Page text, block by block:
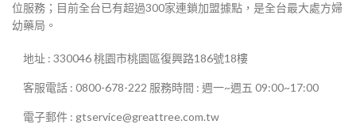
位服務；目前全台已有超過300家連鎖加盟據點，是全台最大處方婦
幼藥局。
地址 : 330046 桃園市桃園區復興路186號18樓
客服電話 : 0800-678-222 服務時間 : 週一~週五 09:00~17:00
電子郵件 : gtservice@greattree.com.tw